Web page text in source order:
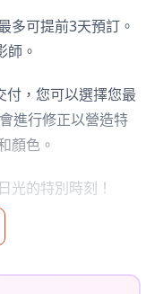
多可提前3天預訂。
師。
付，您可以選擇您最
進行修正以營造特
顏色。
光的特別時刻！